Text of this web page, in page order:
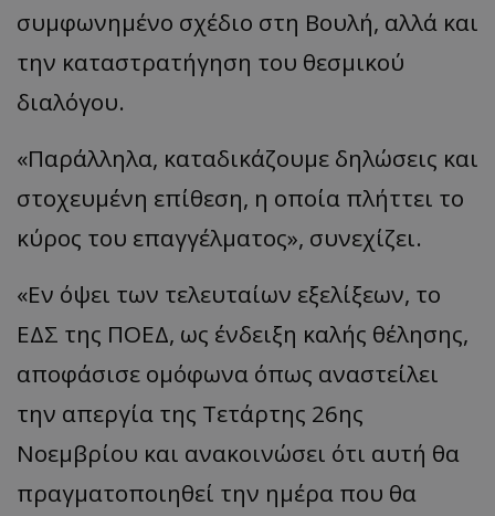
συμφωνημένο σχέδιο στη Βουλή, αλλά και
την καταστρατήγηση του θεσμικού
διαλόγου.
«Παράλληλα, καταδικάζουμε δηλώσεις και
στοχευμένη επίθεση, η οποία πλήττει το
κύρος του επαγγέλματος», συνεχίζει.
«Εν όψει των τελευταίων εξελίξεων, το
ΕΔΣ της ΠΟΕΔ, ως ένδειξη καλής θέλησης,
αποφάσισε ομόφωνα όπως αναστείλει
την απεργία της Τετάρτης 26ης
Νοεμβρίου και ανακοινώσει ότι αυτή θα
πραγματοποιηθεί την ημέρα που θα